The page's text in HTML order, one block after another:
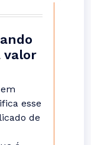
valor
esse
de